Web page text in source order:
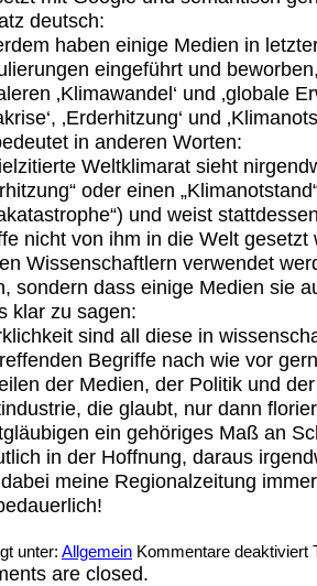
deutsch:
haben einige Medien in
eingeführt und
‚Klimawandel‘ und ‚globale
‚Erderhitzung‘ und
in anderen Worten:
Weltklimarat sieht
oder einen
und weist
nicht von ihm in die Welt
Wissenschaftlern verwendet
sondern dass einige Medien sie
klar zu sagen:
sind all diese in
Begriffe nach wie vor
der Medien, der Politik und
die glaubt, nur dann
ein gehöriges Maß an
in der Hoffnung, daraus
meine Regionalzeitung
unter: Allgemein Kommentare deaktiviert
are closed.